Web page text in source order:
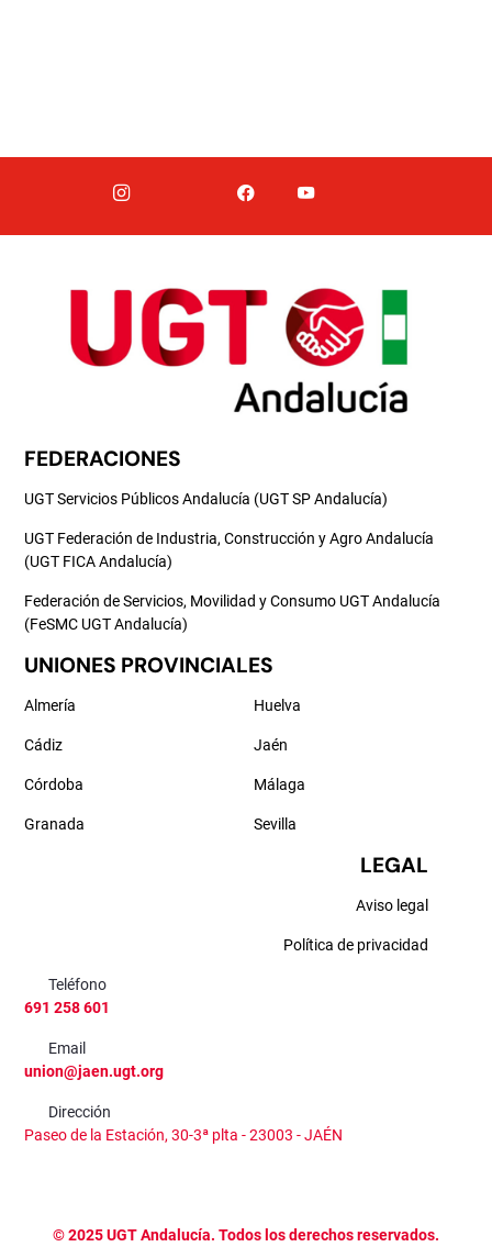
FEDERACIONES
UGT Servicios Públicos Andalucía (UGT SP Andalucía)
UGT Federación de Industria, Construcción y Agro Andalucía
(UGT FICA Andalucía)
Federación de Servicios, Movilidad y Consumo UGT Andalucía
(FeSMC UGT Andalucía)
UNIONES PROVINCIALES
Almería
Cádiz
Córdoba
Granada
Huelva
Jaén
Málaga
Sevilla
LEGAL
Aviso legal
Política de privacidad
Teléfono
691 258 601
Email
union@jaen.ugt.org
Dirección
Paseo de la Estación, 30-3ª plta - 23003 - JAÉN
©2025UGT Andalucía. Todos los derechos reservados.